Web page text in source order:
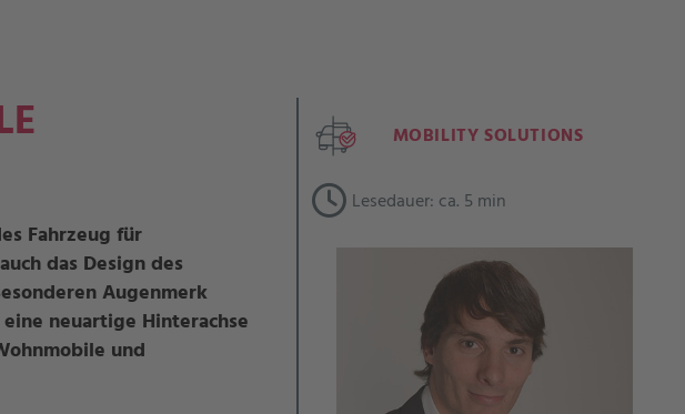
Fahrzeug für
das Design des
Augenmerk
neuartige Hinterachse
und
MOBILITY SOLUTIONS
Lesedauer: ca. 5 min